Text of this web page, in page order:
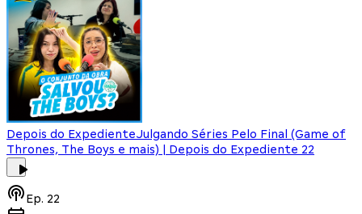
Depois do ExpedienteJulgando Séries Pelo Final (Game of
Thrones, The Boys e mais) | Depois do Expediente 22
Ep. 22